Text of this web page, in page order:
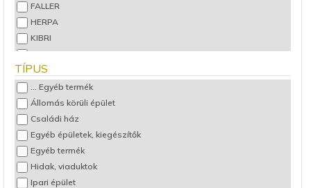
FALLER
HERPA
KIBRI
NOCH
PECO
PROSES
VIESSMANN
VOLLMER
TÍPUS
... Egyéb termék
Állomás körüli épület
Családi ház
Egyéb épületek, kiegészítők
Egyéb termék
Hidak, viaduktok
Ipari épület